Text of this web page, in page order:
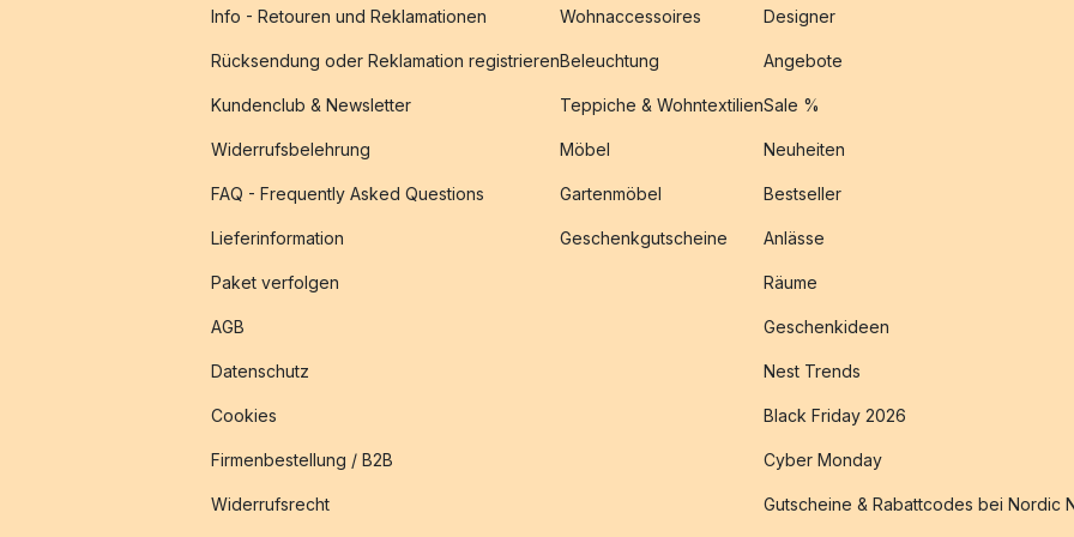
Info - Retouren und Reklamationen
Rücksendung oder Reklamation registrieren
Kundenclub & Newsletter
Widerrufsbelehrung
FAQ - Frequently Asked Questions
Lieferinformation
Paket verfolgen
AGB
Datenschutz
Cookies
Firmenbestellung / B2B
Widerrufsrecht
Wohnaccessoires
Beleuchtung
Teppiche & Wohntextilien
Möbel
Gartenmöbel
Geschenkgutscheine
Designer
Angebote
Sale %
Neuheiten
Bestseller
Anlässe
Räume
Geschenkideen
Nest Trends
Black Friday 2026
Cyber Monday
Gutscheine & Rabattcodes bei Nordic